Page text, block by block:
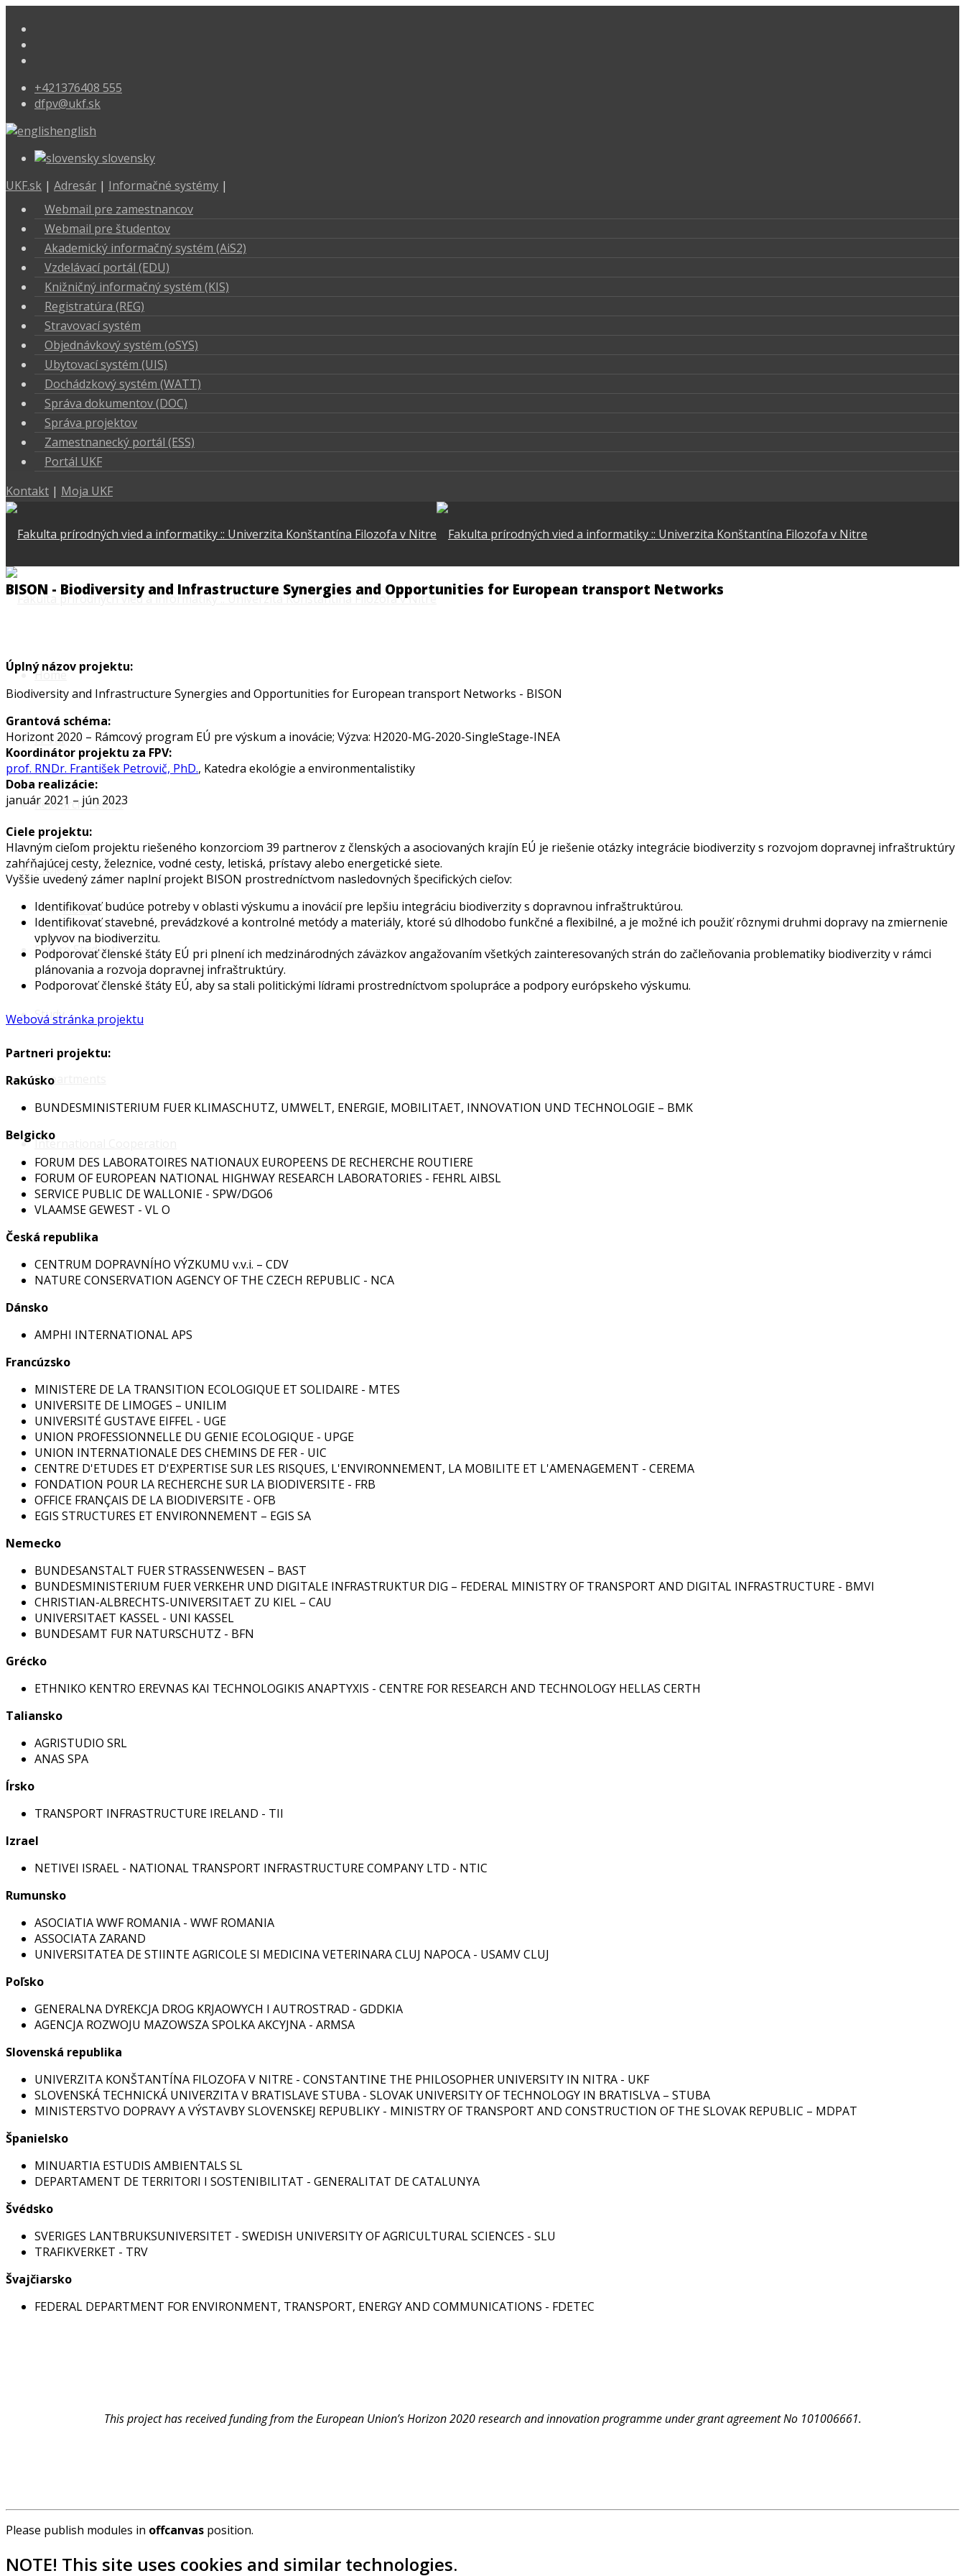
+421376408 555
dfpv@ukf.sk
english
slovensky
UKF.sk | Adresár | Informačné systémy |
Webmail pre zamestnancov
Webmail pre študentov
Akademický informačný systém (AiS2)
Vzdelávací portál (EDU)
Knižničný informačný systém (KIS)
Registratúra (REG)
Stravovací systém
Objednávkový systém (oSYS)
Ubytovací systém (UIS)
Dochádzkový systém (WATT)
Správa dokumentov (DOC)
Správa projektov
Zamestnanecký portál (ESS)
Portál UKF
Kontakt | Moja UKF
Home
FPVaI
Research Teams
Projects
Flood
Future Students
Study
Departments
International Cooperation
BISON - Biodiversity and Infrastructure Synergies and Opportunities for European transport Networks
Úplný názov projektu:
Biodiversity and Infrastructure Synergies and Opportunities for European transport Networks - BISON
Grantová schéma:
Horizont 2020 – Rámcový program EÚ pre výskum a inovácie; Výzva: H2020-MG-2020-SingleStage-INEA
Koordinátor projektu za FPV:
prof. RNDr. František Petrovič, PhD., Katedra ekológie a environmentalistiky
Doba realizácie:
január 2021 – jún 2023
Ciele projektu:
Hlavným cieľom projektu riešeného konzorciom 39 partnerov z členských a asociovaných krajín EÚ je riešenie otázky integrácie biodiverzity s rozvojom dopravnej infraštruktúry
zahŕňajúcej cesty, železnice, vodné cesty, letiská, prístavy alebo energetické siete.
Vyššie uvedený zámer naplní projekt BISON prostredníctvom nasledovných špecifických cieľov:
Identifikovať budúce potreby v oblasti výskumu a inovácií pre lepšiu integráciu biodiverzity s dopravnou infraštruktúrou.
Identifikovať stavebné, prevádzkové a kontrolné metódy a materiály, ktoré sú dlhodobo funkčné a flexibilné, a je možné ich použiť rôznymi druhmi dopravy na zmiernenie
vplyvov na biodiverzitu.
Podporovať členské štáty EÚ pri plnení ich medzinárodných záväzkov angažovaním všetkých zainteresovaných strán do začleňovania problematiky biodiverzity v rámci
plánovania a rozvoja dopravnej infraštruktúry.
Podporovať členské štáty EÚ, aby sa stali politickými lídrami prostredníctvom spolupráce a podpory európskeho výskumu.
Webová stránka projektu
Partneri projektu:
Rakúsko
BUNDESMINISTERIUM FUER KLIMASCHUTZ, UMWELT, ENERGIE, MOBILITAET, INNOVATION UND TECHNOLOGIE – BMK
Belgicko
FORUM DES LABORATOIRES NATIONAUX EUROPEENS DE RECHERCHE ROUTIERE
FORUM OF EUROPEAN NATIONAL HIGHWAY RESEARCH LABORATORIES - FEHRL AIBSL
SERVICE PUBLIC DE WALLONIE - SPW/DGO6
VLAAMSE GEWEST - VL O
Česká republika
CENTRUM DOPRAVNÍHO VÝZKUMU v.v.i. – CDV
NATURE CONSERVATION AGENCY OF THE CZECH REPUBLIC - NCA
Dánsko
AMPHI INTERNATIONAL APS
Francúzsko
MINISTERE DE LA TRANSITION ECOLOGIQUE ET SOLIDAIRE - MTES
UNIVERSITE DE LIMOGES – UNILIM
UNIVERSITÉ GUSTAVE EIFFEL - UGE
UNION PROFESSIONNELLE DU GENIE ECOLOGIQUE - UPGE
UNION INTERNATIONALE DES CHEMINS DE FER - UIC
CENTRE D'ETUDES ET D'EXPERTISE SUR LES RISQUES, L'ENVIRONNEMENT, LA MOBILITE ET L'AMENAGEMENT - CEREMA
FONDATION POUR LA RECHERCHE SUR LA BIODIVERSITE - FRB
OFFICE FRANÇAIS DE LA BIODIVERSITE - OFB
EGIS STRUCTURES ET ENVIRONNEMENT – EGIS SA
Nemecko
BUNDESANSTALT FUER STRASSENWESEN – BAST
BUNDESMINISTERIUM FUER VERKEHR UND DIGITALE INFRASTRUKTUR DIG – FEDERAL MINISTRY OF TRANSPORT AND DIGITAL INFRASTRUCTURE - BMVI
CHRISTIAN-ALBRECHTS-UNIVERSITAET ZU KIEL – CAU
UNIVERSITAET KASSEL - UNI KASSEL
BUNDESAMT FUR NATURSCHUTZ - BFN
Grécko
ETHNIKO KENTRO EREVNAS KAI TECHNOLOGIKIS ANAPTYXIS - CENTRE FOR RESEARCH AND TECHNOLOGY HELLAS CERTH
Taliansko
AGRISTUDIO SRL
ANAS SPA
Írsko
TRANSPORT INFRASTRUCTURE IRELAND - TII
Izrael
NETIVEI ISRAEL - NATIONAL TRANSPORT INFRASTRUCTURE COMPANY LTD - NTIC
Rumunsko
ASOCIATIA WWF ROMANIA - WWF ROMANIA
ASSOCIATA ZARAND
UNIVERSITATEA DE STIINTE AGRICOLE SI MEDICINA VETERINARA CLUJ NAPOCA - USAMV CLUJ
Poľsko
GENERALNA DYREKCJA DROG KRJAOWYCH I AUTROSTRAD - GDDKIA
AGENCJA ROZWOJU MAZOWSZA SPOLKA AKCYJNA - ARMSA
Slovenská republika
UNIVERZITA KONŠTANTÍNA FILOZOFA V NITRE - CONSTANTINE THE PHILOSOPHER UNIVERSITY IN NITRA - UKF
SLOVENSKÁ TECHNICKÁ UNIVERZITA V BRATISLAVE STUBA - SLOVAK UNIVERSITY OF TECHNOLOGY IN BRATISLVA – STUBA
MINISTERSTVO DOPRAVY A VÝSTAVBY SLOVENSKEJ REPUBLIKY - MINISTRY OF TRANSPORT AND CONSTRUCTION OF THE SLOVAK REPUBLIC – MDPAT
Španielsko
MINUARTIA ESTUDIS AMBIENTALS SL
DEPARTAMENT DE TERRITORI I SOSTENIBILITAT - GENERALITAT DE CATALUNYA
Švédsko
SVERIGES LANTBRUKSUNIVERSITET - SWEDISH UNIVERSITY OF AGRICULTURAL SCIENCES - SLU
TRAFIKVERKET - TRV
Švajčiarsko
FEDERAL DEPARTMENT FOR ENVIRONMENT, TRANSPORT, ENERGY AND COMMUNICATIONS - FDETEC
This project has received funding from the European Union’s Horizon 2020 research and innovation programme under grant agreement No 101006661.
Please publish modules in offcanvas position.
NOTE! This site uses cookies and similar technologies.